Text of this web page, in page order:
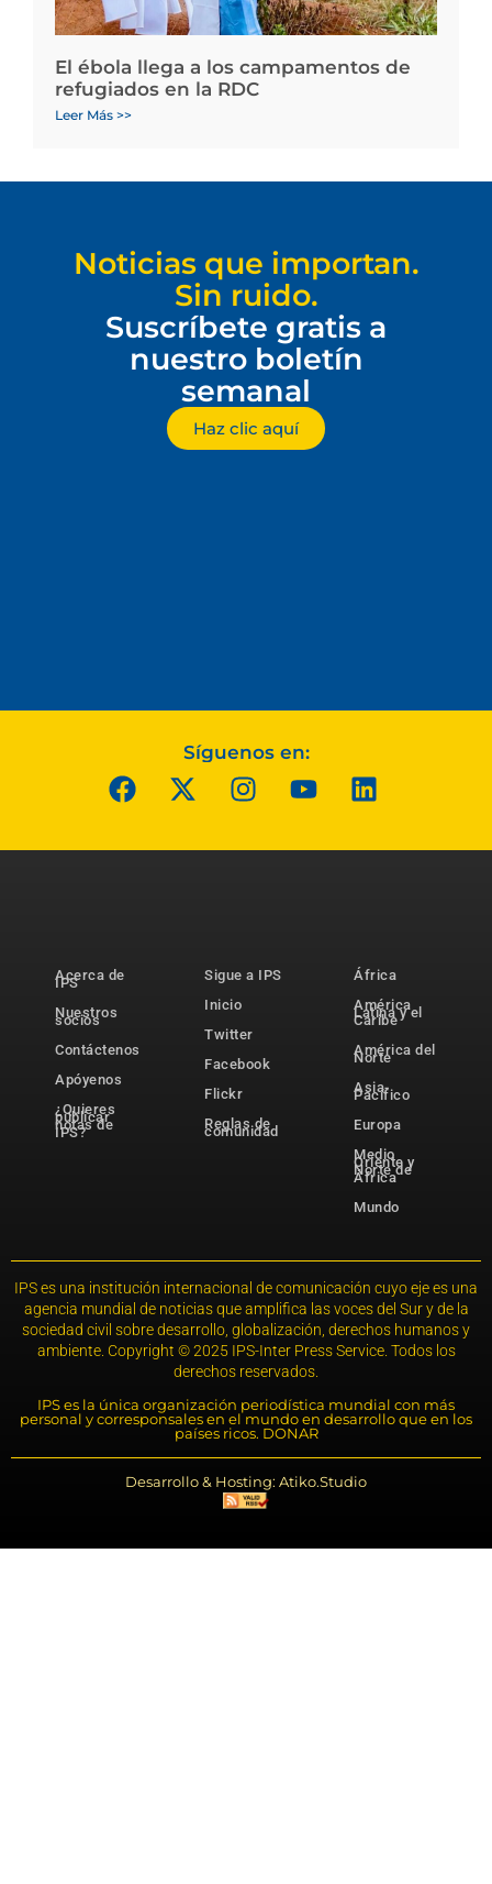
El ébola llega a los campamentos de
refugiados en la RDC
Leer Más >>
Noticias que importan.
Sin ruido.
Suscríbete gratis a
nuestro boletín
semanal
Haz clic aquí
Síguenos en:
Acerca de
IPS
Nuestros
socios
Contáctenos
Apóyenos
¿Quieres
publicar
notas de
IPS?
Sigue a IPS
Inicio
Twitter
Facebook
Flickr
Reglas de
comunidad
África
América
Latina y el
Caribe
América del
Norte
Asia-
Pacífico
Europa
Medio
Oriente y
Norte de
África
Mundo
IPS es una institución internacional de comunicación cuyo eje es una
agencia mundial de noticias que amplifica las voces del Sur y de la
sociedad civil sobre desarrollo, globalización, derechos humanos y
ambiente. Copyright © 2025 IPS-Inter Press Service. Todos los
derechos reservados.
IPS es la única organización periodística mundial con más
personal y corresponsales en el mundo en desarrollo que en los
países ricos. DONAR
Desarrollo & Hosting: Atiko.Studio